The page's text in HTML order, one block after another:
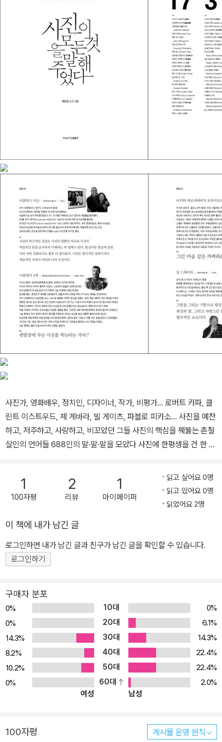
그는 현장에서 늘 카메라를 두 대씩 메고 다녔다. 하나는 직업기자로
서 셔터를 눌렀고 또 한 번은 사진작가로서 자신의 영상예술을 위해
셔터를 눌렀다. 그래서 그의 렌즈에 포착된 인간 군상들은 캄캄한 암
실 속에서 지독한 하이포 냄새를 통해 어부가 그물에 걸린 물고기를
잡아 올리듯 인화지에 드러나는 영상들을 잡아 올린다. 그의 집에 가
보면 거실의 한쪽 벽 전체가 노획한 사진 필름파일들로 꽉 들어차 있
었더라면 불가능한 일이었을 것이다. 한 가지 일을 해나기도 버거운
데 보통 사진가들과는 다른 사진들을 찍어내며 이것저것 사진의 종합
적인 사고思考를 폭넓게 펼치는 전민조를 보며, 이것은 필경 평소 그
가 대단히 책을 좋아하여 폭넓은 독서를 하고 있는 덕분이라고 생각
한다.
그는 보통 사진가들이 한 주제에 매몰되어 고정관념으로 세상을 보고
있는 것에 반해 어떤 사진가들보다도 사진을 바라보는 심미안審美
眼이 높다는 것을 알게 되었다. 이번에 전민조가 또 세상에 내놓
은“사진이 모든 것을 말해주었다”는 책을 보면서 나는 평소 사진이야
말로 인생을 기록하는 가장 이상적인 매체라고 생각하던 것을 다시
한번 확인했다. 시인, 정치인, 군인, 교수, 시사평론가, 종교인, 보도사
진가, 철학자, 기업가, 디자이너, 영화배우, 영화감독, 소설가 등 700
명 가까운 다양한 세계적 직업인들이 사진을 말하는 온갖 견해를 몇
십 년 엮어서 만들었다. 본인이 어떤 사진가보다도 고집스럽게 미친
듯이 사진을 사랑하지 않고는 불가능하고 아무나 할 수 있는 가락이
이번 『사진이 모든 것을 말해주었다』책에서
인상에 남는 말은
“카메라를 잘못 사용하면 암살자의 총알처럼 치명적인 무기가 될 수
있다.”
“누구에게나 우주 전체를 소멸시킬 수 있는 힘을 가진 이미지가 기다
“사진을 제대로 배우려는 사람들에게 하고 싶은 말은 시장을 따라가
지 말라, 팔릴 만한 작품을 만든다거나 편집장의 칭찬을 기대하지 말
수작이고 겉치레에 불과하기 때문이다.”
거듭『사진이 모든 것을 말해주었다』라는 책의 출간을 축하한다.
나는 그가 앞으로도 세상을 향하여 더 많은 셔터를 누르기를 바라고
우리가 20대에 약속하고
미뤄둔 책도 머잖아 출간되기를 바랄 뿐이다.
이야기』(눈빛, 2007), 『기자가 바라본 기자』(대가, 2008),『그때 그
사진 한 장』(눈빛, 2007) 등이 있다.
사진가, 영화배우, 정치인, 디자이너, 작가, 비평가... 로버트 카파, 클
린트 이스트우드, 체 게바라, 빌 게이츠, 파블로 피카소... 사진을 예찬
하고, 저주하고, 사랑하고, 비꼬았던 그들 사진의 핵심을 꿰뚫는 촌철
살인의 언어들 688인의 말·말·말을 모았다 사진에 한평생을 건 한 사
년을 버텨낼 수 있는 것이라 했다. 전민조의 사진 인생은 어언 사십여
년이다. 화가를 꿈꾸었던 소년은 지금이라면 누구도 문제 삼지 않을
색약으로 미대 입학을 거절당하고 떠난 베트남전 전장에서 서양의 종
한 사진을 만들어 전송하는 게 일상이었던 국내 기자들과 달리 전장
에서도 몸을 아끼지 않는 직업의식이 빛나던 그들을 훔쳐보며 그는
사진하는 자신을 마음에 그렸다. 그는 서라벌예술대학 사진학과(중앙
대학교 사진학과의 전신)를 졸업하고 한국일보 일간지 사진부에 사진
0년간 현장을 지켰고, 13권의 책과 작품집을 내고 십여 차례의 사진
전시를 이어오고 있는 여전한 현역이다. 기록적 속성을 갖는 사진의
특성 가운데 하나는 현장에서 만들어진다는 것이다. 아무리 재능 넘
치는 사진가라도 대상 앞에 서지 않으면 사진을 찍어낼 수 없다. ‘성실
하면 누구나 평생 특종 하나는 얻을 수 있다’는 사진기자들의 이야기
는 이 사실에서 나왔다. 반면 이 말은 현장을 기록하는 다큐멘터리 사
진가라면 우물우물 적당히 게으름 피우다 얼버무린 작업을 내밀기 힘
들다는 말이기도 하다. 그래서 성실한 사진기자는 늘 그의 손 닿는 곳
하루 종일 사진 일에 지친 동료 기자들이 고단한 장비 가방을 한켠에
1
100자평
2
리뷰
1
마이페이퍼
읽고 싶어요 0명
읽고 있어요 0명
읽었어요 2명
이 책에 내가 남긴 글
로그인하면 내가 남긴 글과 친구가 남긴 글을 확인할 수 있습니다.
로그인하기
구매자 분포
0% 10대
0%
0%
20대
6.1%
14.3%
30대
14.3%
8.2%
40대
22.4%
10.2%
50대
22.4%
0%
60대
2.0%
여성
남성
100자평 게시물 운영 원칙